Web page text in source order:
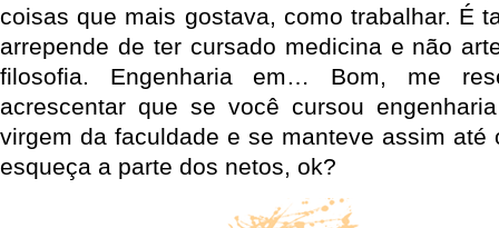
coisas que mais gostava, como trabalhar. É
arrepende de ter cursado medicina e não
filosofia. Engenharia em… Bom, me
acrescentar que se você cursou
virgem da faculdade e se manteve assim até
esqueça a parte dos netos, ok?